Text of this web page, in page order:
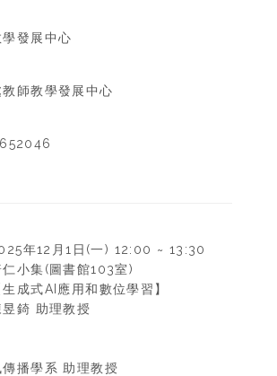
發展中心
師教學發展中心
年12月1日(一) 12:00 ~ 13:30
小集(圖書館103室)
成式AI應用和數位學習】
錡 助理教授
播學系 助理教授